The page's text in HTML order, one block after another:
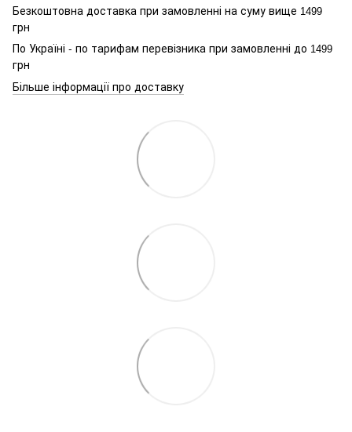
Безкоштовна доставка при замовленні на суму вище 1499
грн
По Україні - по тарифам перевізника при замовленні до 1499
грн
Більше інформації про доставку